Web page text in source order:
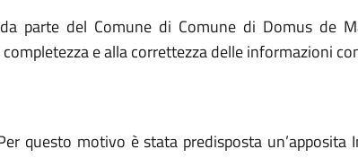
parte del Comune di Comune di Domus de
e alla correttezza delle informazioni
questo motivo è stata predisposta un’apposita